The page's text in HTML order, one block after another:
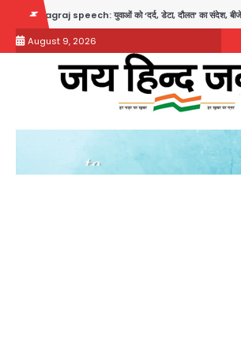
content
speech: युवाओं को ‘दर्द, डेटा, दौलत’ का संदेश, बीजेपी का वार
August 9, 2026